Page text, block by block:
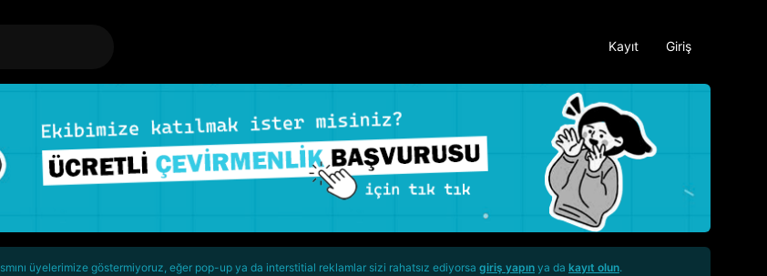
Kayıt Giriş
üyelerimize göstermiyoruz, eğer pop-up ya da interstitial reklamlar sizi rahatsız ediyorsa giriş yapın ya da kayıt olun.